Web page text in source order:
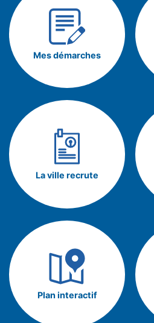
Mes démarches
La ville recrute
Plan interactif